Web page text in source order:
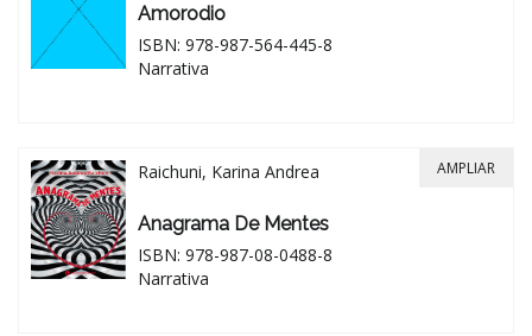
Amorodio
ISBN: 978-987-564-445-8
Narrativa
Raichuni, Karina Andrea
Anagrama De Mentes
ISBN: 978-987-08-0488-8
Narrativa
AMPLIAR